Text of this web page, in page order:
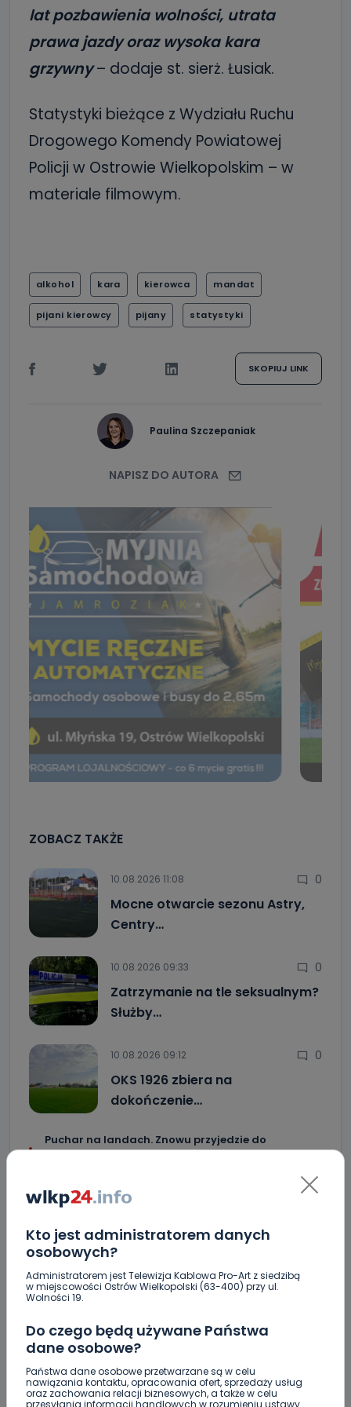
Kto jest administratorem danych
osobowych?
Administratorem jest Telewizja Kablowa Pro-Art z siedzibą
w miejscowości Ostrów Wielkopolski (63-400) przy ul.
Wolności 19.
Do czego będą używane Państwa
dane osobowe?
Państwa dane osobowe przetwarzane są w celu
nawiązania kontaktu, opracowania ofert, sprzedaży usług
oraz zachowania relacji biznesowych, a także w celu
przesyłania informacji handlowych w rozumieniu ustawy
lat pozbawienia wolności, utrata
prawa jazdy oraz wysoka kara
grzywny– dodaje st. sierż. Łusiak.
Statystyki bieżące z Wydziału Ruchu
Drogowego Komendy Powiatowej
Policji w Ostrowie Wielkopolskim – w
materiale filmowym.
alkohol kara kierowca mandat
pijani kierowcy pijany statystyki
SKOPIUJ LINK
Paulina Szczepaniak
NAPISZ DO AUTORA
ZOBACZ TAKŻE
10.08.2026 11:08 0
Mocne otwarcie sezonu Astry,
Centry…
10.08.2026 09:33 0
Zatrzymanie na tle seksualnym?
Służby…
10.08.2026 09:12 0
OKS 1926 zbiera na
dokończenie…
Puchar na landach. Znowu przyjedzie do
Krotoszyna
przegrywa wyraźnie z Innpro ROW-em Rybnik
Turniej frisbee na "Piaskach" [FOTO]
Pilnie potrzebna krew. Sprwdź, czy możesz pomóc
[WIDEO]
Śmiertelny wypadek w Torzeńcu. Zginął
"Lawendowa" i "Pogodna" po remoncie. W której
gminie? [WIDEO]
Wielkopolanie coraz częściej wybierają pociągi.